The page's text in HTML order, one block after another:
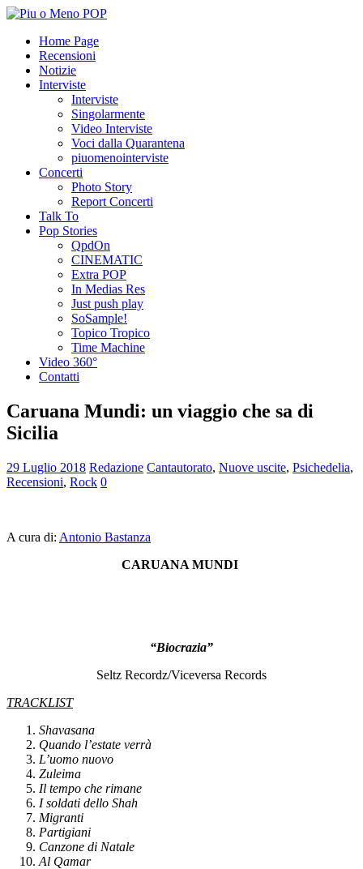
Home Page
Recensioni
Notizie
Interviste
Interviste
Singolarmente
Video Interviste
Voci dalla Quarantena
piuomenointerviste
Concerti
Photo Story
Report Concerti
Talk To
Pop Stories
QpdOn
CINEMATIC
Extra POP
In Medias Res
Just push play
SoSample!
Topico Tropico
Time Machine
Video 360°
Contatti
Caruana Mundi: un viaggio che sa di
Sicilia
29 Luglio 2018 Redazione Cantautorato, Nuove uscite, Psichedelia,
Recensioni, Rock 0
A cura di: Antonio Bastanza
CARUANA MUNDI
“Biocrazia”
Seltz Recordz/Viceversa Records
TRACKLIST
Shavasana
Quando l’estate verrà
L’uomo nuovo
Zuleima
Il tempo che rimane
I soldati dello Shah
Migranti
Partigiani
Canzone di Natale
Al Qamar